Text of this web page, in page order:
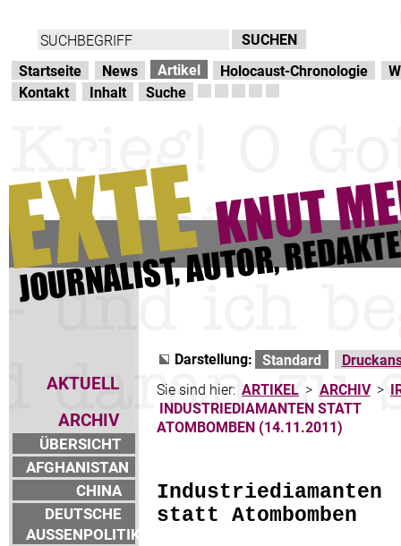
Startseite News Artikel Holocaust-Chronologie
Kontakt
Inhalt Suche
AKTUELL
ARCHIV
ÜBERSICHT
AFGHANISTAN
CHINA
DEUTSCHE
AUSSENPOLITIK
Darstellung: Standard
Sie sind hier: ARTIKEL > ARCHIV >
INDUSTRIEDIAMANTEN STATT
ATOMBOMBEN (14.11.2011)
Industriediamanten
statt Atombomben